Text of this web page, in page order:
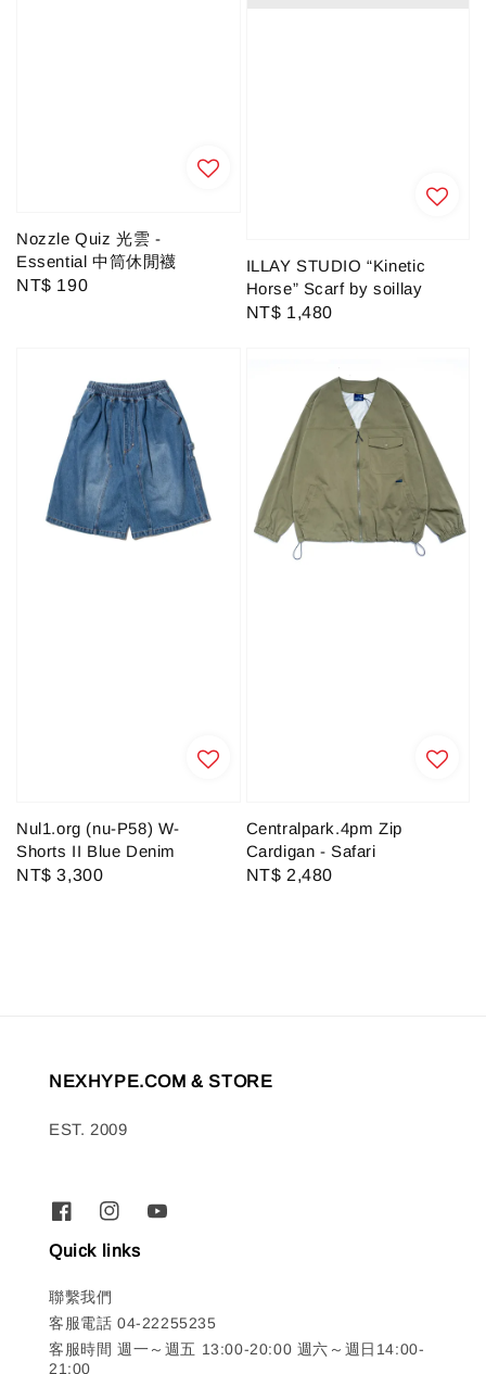
Nozzle Quiz 光雲 -
Essential 中筒休閒襪
Regular
NT$ 190
ILLAY STUDIO “Kinetic
Horse” Scarf by soillay
Regular
NT$ 1,480
Nul1.org (nu-P58) W-
Shorts II Blue Denim
Regular
NT$ 3,300
Centralpark.4pm Zip
Cardigan - Safari
Regular
NT$ 2,480
NEXHYPE.COM & STORE
EST. 2009
Quick links
聯繫我們
客服電話 04-22255235
客服時間 週一～週五 13:00-20:00 週六～週日14:00-
21:00